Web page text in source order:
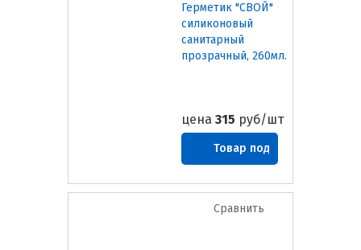
Герметик "СВОЙ"
силиконовый
санитарный
прозрачный, 260мл.
цена 315 руб/шт
Товар под
заказ
Сравнить